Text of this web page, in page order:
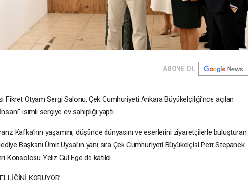
ABONE OL
Fikret Otyam Sergi Salonu, Çek Cumhuriyeti Ankara Büyükelçiliği’nce açılan
isimli sergiye ev sahipliği yaptı.
Kafka’nın yaşamını, düşünce dünyasını ve eserlerini ziyaretçilerle buluşturan
Başkanı Ümit Uysal’ın yanı sıra Çek Cumhuriyeti Büyükelçisi Petr Stepanek
Konsolosu Yeliz Gül Ege de katıldı.
KORUYOR’